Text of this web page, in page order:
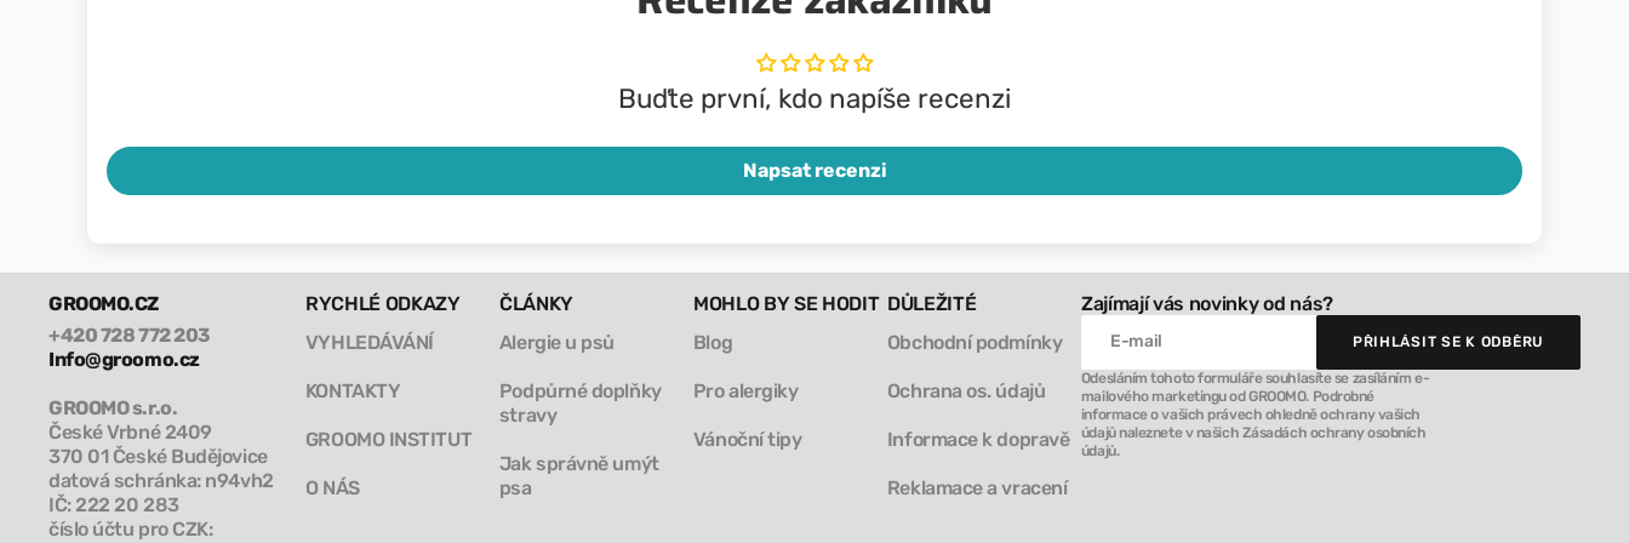
Buďte první, kdo napíše recenzi
Napsat recenzi
GROOMO.CZ
+420 728 772 203
Info@groomo.cz
GROOMO s.r.o.
České Vrbné 2409
370 01 České Budějovice
datová schránka: n94vh2
IČ: 222 20 283
číslo účtu pro CZK:
RYCHLÉ ODKAZY
VYHLEDÁVÁNÍ
KONTAKTY
GROOMO INSTITUT
O NÁS
ČLÁNKY
Alergie u psů
Podpůrné doplňky
stravy
Jak správně umýt
psa
MOHLO BY SE HODIT
Blog
Pro alergiky
Vánoční tipy
DŮLEŽITÉ
Obchodní podmínky
Ochrana os. údajů
Informace k dopravě
Reklamace a vracení
Zajímají vás novinky od nás?
E-mail
PŘIHLÁSIT SE K ODBĚRU
PŘIHLÁSIT SE K ODBĚRU
Odesláním tohoto formuláře souhlasíte se zasíláním e-
mailového marketingu od GROOMO. Podrobné
informace o vašich právech ohledně ochrany vašich
údajů naleznete v našich Zásadách ochrany osobních
údajů.